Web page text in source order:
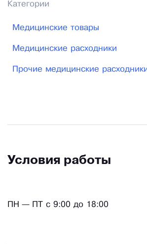
другое — все это вы найдете на
Категории
Медицинские товары
Медицинские расходники
Прочие медицинские
Условия работы
ПН — ПТ с 9:00 до 18:00